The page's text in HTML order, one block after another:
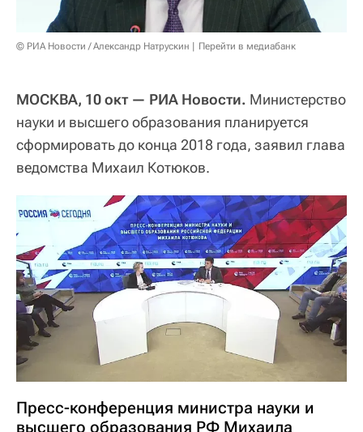
© РИА Новости / Александр Натрускин Перейти в медиабанк
МОСКВА, 10 окт — РИА Новости. Министерство
науки и высшего образования планируется
сформировать до конца 2018 года, заявил глава
ведомства Михаил Котюков.
Пресс-конференция министра науки и
высшего образования РФ Михаила